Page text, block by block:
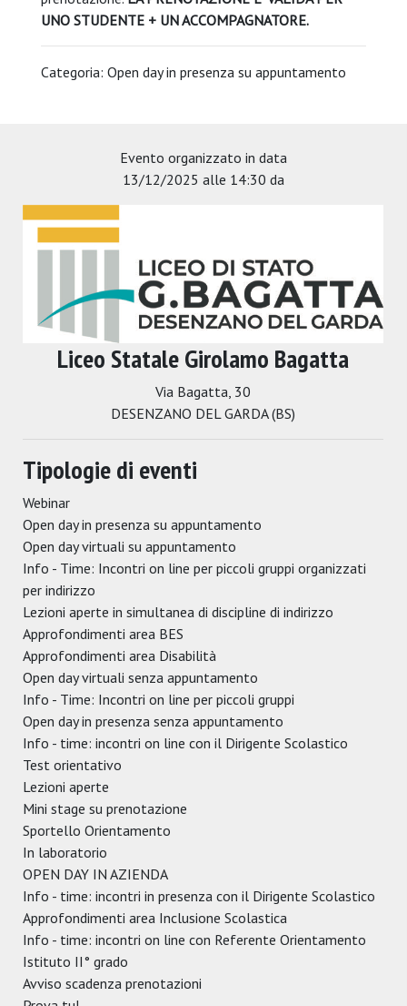
UNO STUDENTE + UN ACCOMPAGNATORE.
Categoria: Open day in presenza su appuntamento
Evento organizzato in data
13/12/2025 alle 14:30 da
Liceo Statale Girolamo Bagatta
Via Bagatta, 30
DESENZANO DEL GARDA (BS)
Tipologie di eventi
Webinar
Open day in presenza su appuntamento
Open day virtuali su appuntamento
Info - Time: Incontri on line per piccoli gruppi organizzati
per indirizzo
Lezioni aperte in simultanea di discipline di indirizzo
Approfondimenti area BES
Approfondimenti area Disabilità
Open day virtuali senza appuntamento
Info - Time: Incontri on line per piccoli gruppi
Open day in presenza senza appuntamento
Info - time: incontri on line con il Dirigente Scolastico
Test orientativo
Lezioni aperte
Mini stage su prenotazione
Sportello Orientamento
In laboratorio
OPEN DAY IN AZIENDA
Info - time: incontri in presenza con il Dirigente Scolastico
Approfondimenti area Inclusione Scolastica
Info - time: incontri on line con Referente Orientamento
Istituto II° grado
Avviso scadenza prenotazioni